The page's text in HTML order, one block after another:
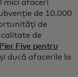
mici afaceri
de 10.000
de
de
Five pentru
ducă afacerile la